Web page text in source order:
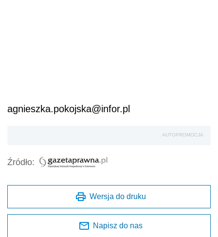
agnieszka.pokojska@infor.pl
AUTOPROMOCJA
Źródło:
Wersja do druku
Napisz do nas